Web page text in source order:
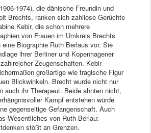
1974), die dänische Freundin und
Brechts, ranken sich zahllose Gerüchte
Kebir, die schon mehrere
von Frauen im Umkreis Brechts
Biographie Ruth Berlaus vor. Sie
ihrer Berliner und Kopenhagener
Zeugenschaften. Kebir
großartige wie tragische Figur
Blickwinkeln. Brecht wurde nicht nur
auch ihr Therapeut. Beide ahnten nicht,
Kampf entstehen würde
gegenseitige Gefangenschaft. Auch
Wesentliches von Ruth Berlau:
stößt an Grenzen.